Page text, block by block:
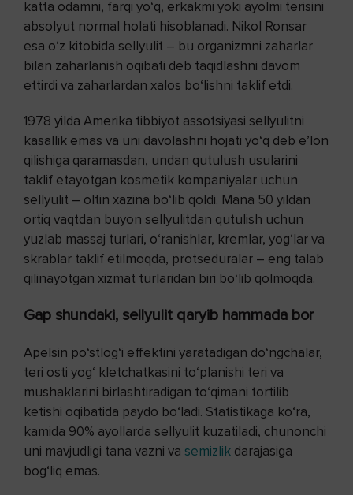
katta odamni, farqi yo‘q, erkakmi yoki ayolmi terisini
absolyut normal holati hisoblanadi. Nikol Ronsar
esa o‘z kitobida sellyulit – bu organizmni zaharlar
bilan zaharlanish oqibati deb taqidlashni davom
ettirdi va zaharlardan xalos bo‘lishni taklif etdi.
1978 yilda Amerika tibbiyot assotsiyasi sellyulitni
kasallik emas va uni davolashni hojati yo‘q deb e’lon
qilishiga qaramasdan, undan qutulush usularini
taklif etayotgan kosmetik kompaniyalar uchun
sellyulit – oltin xazina bo‘lib qoldi. Mana 50 yildan
ortiq vaqtdan buyon sellyulitdan qutulish uchun
yuzlab massaj turlari, o‘ranishlar, kremlar, yog‘lar va
skrablar taklif etilmoqda, protseduralar – eng talab
qilinayotgan xizmat turlaridan biri bo‘lib qolmoqda.
Gap shundaki, sellyulit qaryib hammada bor
Apelsin po‘stlog‘i effektini yaratadigan do‘ngchalar,
teri osti yog‘ kletchatkasini to‘planishi teri va
mushaklarini birlashtiradigan to‘qimani tortilib
ketishi oqibatida paydo bo‘ladi. Statistikaga ko‘ra,
kamida 90% ayollarda sellyulit kuzatiladi, chunonchi
uni mavjudligi tana vazni va semizlik darajasiga
bog‘liq emas.